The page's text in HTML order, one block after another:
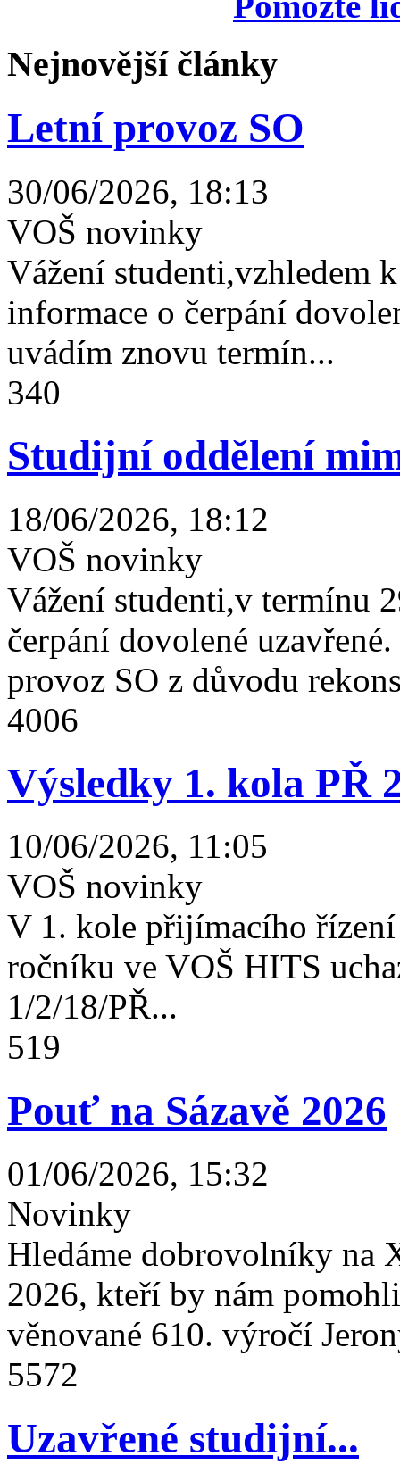
Nejnovější články
Letní provoz SO
30/06/2026, 18:13
VOŠ novinky
Vážení studenti,vzhledem
informace o čerpání
uvádím znovu termín...
340
Studijní oddělení
18/06/2026, 18:12
VOŠ novinky
Vážení studenti,v termínu
čerpání dovolené
provoz SO z důvodu
4006
Výsledky 1. kola PŘ
10/06/2026, 11:05
VOŠ novinky
V 1. kole přijímacího
ročníku ve VOŠ HITS
1/2/18/PŘ...
519
Pouť na Sázavě 2026
01/06/2026, 15:32
Novinky
Hledáme dobrovolníky na
2026, kteří by nám
věnované 610. výročí
5572
Uzavřené studijní...